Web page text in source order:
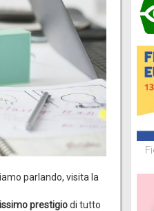
parlando, visita la
prestigiodi tutto